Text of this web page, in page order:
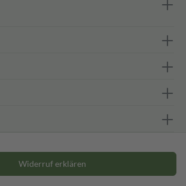
Widerruf erklären